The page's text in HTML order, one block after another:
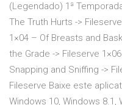
(Legendado) 1ª
The Truth Hurts ->
1×04 – Of Breasts and
the Grade -> Fileserve
Snapping and Sniffing ->
Fileserve Baixe este
Windows 10, Windows 8.1,